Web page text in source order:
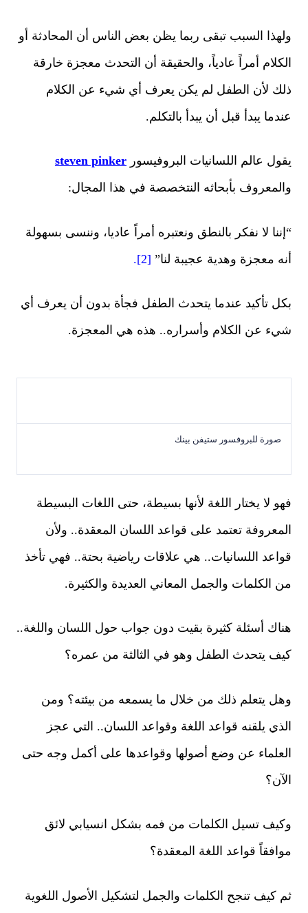
ولهذا السبب تبقى ربما يظن بعض الناس أن المحادثة أو
الكلام أمراً عادياً، والحقيقة أن التحدث معجزة خارقة
ذلك لأن الطفل لم يكن يعرف أي شيء عن الكلام
عندما يبدأ قبل أن يبدأ بالتكلم.
يقول عالم اللسانيات البروفيسور steven pinker
والمعروف بأبحاثه النتخصصة في هذا المجال:
“إننا لا نفكر بالنطق ونعتبره أمراً عاديا، وننسى بسهولة
أنه معجزة وهدية عجيبة لنا” [2].
بكل تأكيد عندما يتحدث الطفل فجأة بدون أن يعرف أي
شيء عن الكلام وأسراره.. هذه هي المعجزة.
صورة للبروفسور ستيفن بينك
فهو لا يختار اللغة لأنها بسيطة، حتى اللغات البسيطة
المعروفة تعتمد على قواعد اللسان المعقدة.. ولأن
قواعد اللسانيات.. هي علاقات رياضية بحتة.. فهي تأخذ
من الكلمات والجمل المعاني العديدة والكثيرة.
هناك أسئلة كثيرة بقيت دون جواب حول اللسان واللغة..
كيف يتحدث الطفل وهو في الثالثة من عمره؟
وهل يتعلم ذلك من خلال ما يسمعه من بيئته؟ ومن
الذي يلقنه قواعد اللغة وقواعد اللسان.. التي عجز
العلماء عن وضع أصولها وقواعدها على أكمل وجه حتى
الآن؟
وكيف تسيل الكلمات من فمه بشكل انسيابي لائق
موافقاً قواعد اللغة المعقدة؟
ثم كيف تنجح الكلمات والجمل لتشكيل الأصول اللغوية